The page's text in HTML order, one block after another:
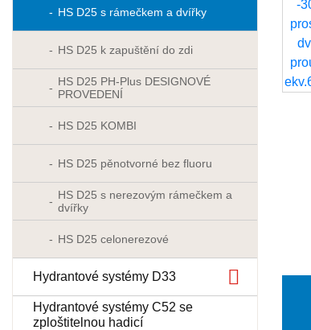
HS D25 s rámečkem a dvířky
HS D25 k zapuštění do zdi
HS D25 PH-Plus DESIGNOVÉ
PROVEDENÍ
HS D25 KOMBI
HS D25 pěnotvorné bez fluoru
HS D25 s nerezovým rámečkem a
dvířky
HS D25 celonerezové
Hydrantové systémy D33
Hydrantové systémy C52 se
zploštitelnou hadicí